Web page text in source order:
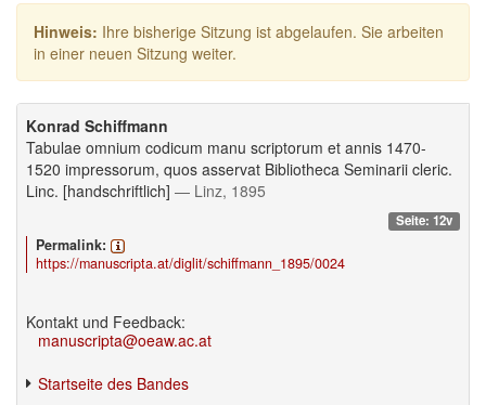
Hinweis: Ihre bisherige Sitzung ist abgelaufen. Sie arbeiten
in einer neuen Sitzung weiter.
Konrad Schiffmann
Tabulae omnium codicum manu scriptorum et annis 1470-
1520 impressorum, quos asservat Bibliotheca Seminarii cleric.
Linc. [handschriftlich] — Linz, 1895
Seite: 12v
Permalink:
https://manuscripta.at/diglit/schiffmann_1895/0024
Kontakt und Feedback:
manuscripta@oeaw.ac.at
Startseite des Bandes